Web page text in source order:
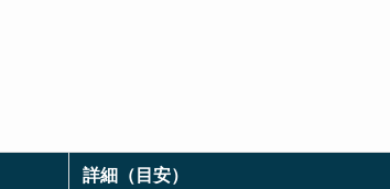
詳細（目安）